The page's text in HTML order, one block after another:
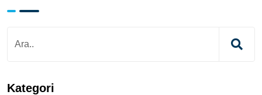
Kategori